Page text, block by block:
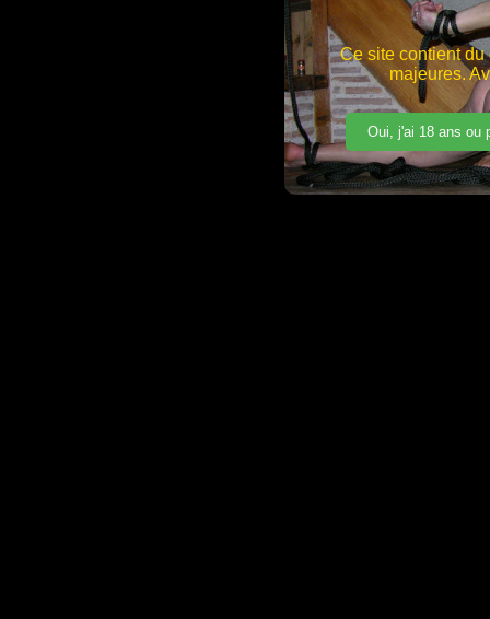
Ce site contient du
majeures.
Oui, j'ai 18 ans ou